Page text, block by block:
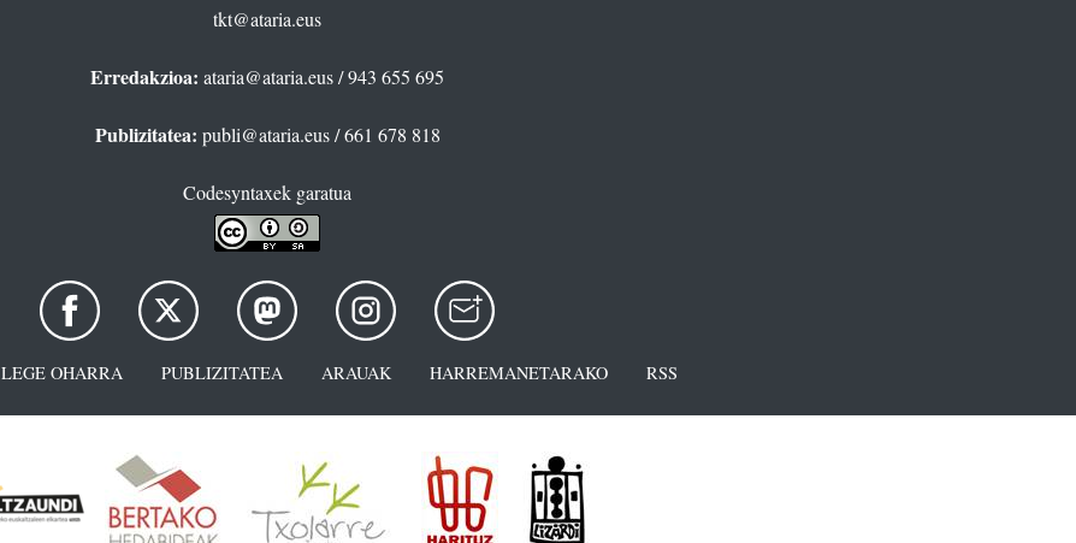
tkt@ataria.eus
Erredakzioa: ataria@ataria.eus/ 943 655 695
Publizitatea: publi@ataria.eus/ 661 678 818
Codesyntaxek garatua
LEGE OHARRA PUBLIZITATEA ARAUAK HARREMANETARAKO RSS